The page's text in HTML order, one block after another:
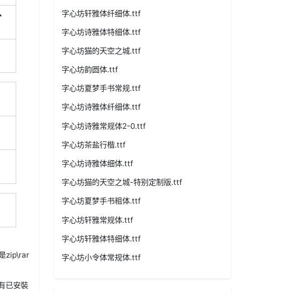
zip\rar
已安裝
字心坊轩雅体纤细体.ttf
字心坊诗雅体特细体.ttf
字心坊猫的天空之城.ttf
字心坊韵圆体.ttf
字心坊夏梦手书常规.ttf
字心坊诗雅体纤细体.ttf
字心坊诗雅常规体2-0.ttf
字心坊茶盐行楷.ttf
字心坊诗雅体细体.ttf
字心坊猫的天空之城-特别定制版.ttf
字心坊夏梦手书粗体.ttf
字心坊轩雅常规体.ttf
字心坊轩雅体特细体.ttf
字心坊小令体常规体.ttf